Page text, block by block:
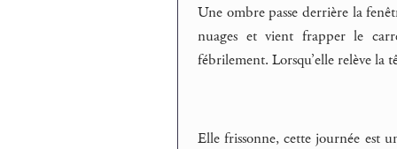
Une ombre passe derrière la
nuages et vient frapper le
fébrilement. Lorsqu’elle relève la
Elle frissonne, cette journée est